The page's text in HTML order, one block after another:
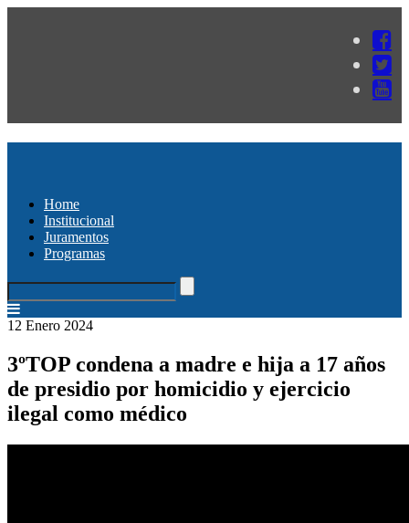
Home
Institucional
Juramentos
Programas
12 Enero 2024
3ºTOP condena a madre e hija a 17 años
de presidio por homicidio y ejercicio
ilegal como médico